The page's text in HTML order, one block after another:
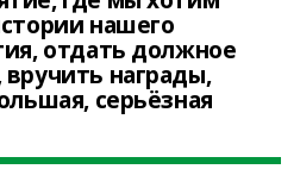
нашего
отдать должное
награды,
серьёзная